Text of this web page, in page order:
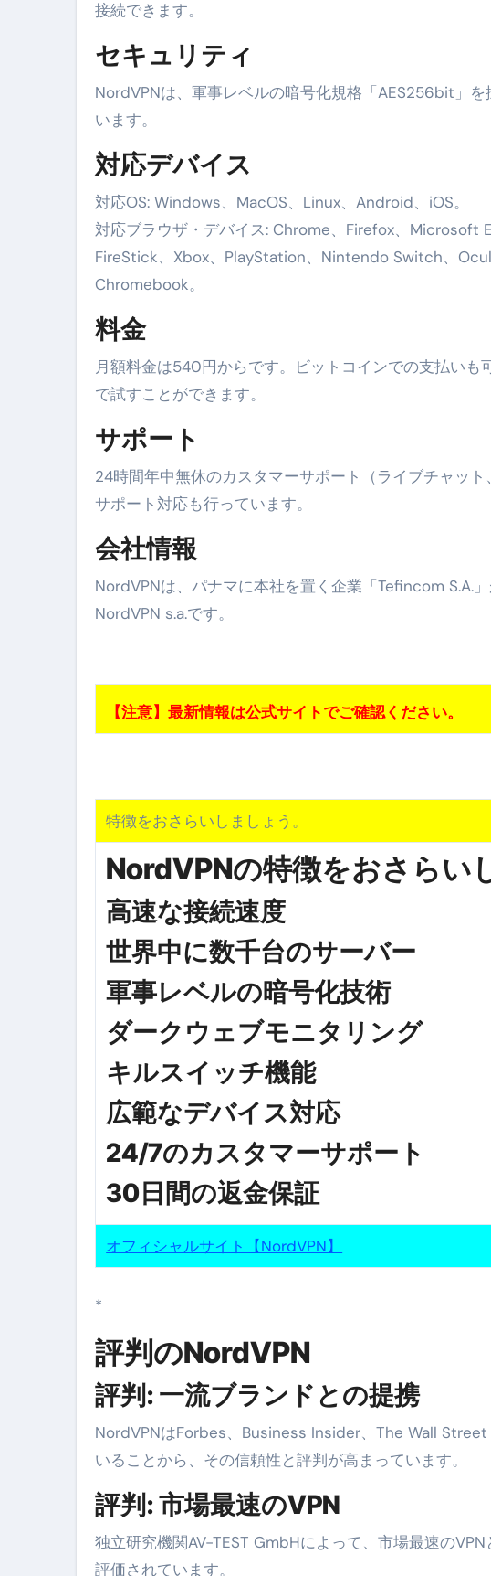
梅干しを毎日食べたらどうなるの？①【
ブルーベリーを毎日食べたらどうなるの
バナナを毎日食べたらどうなるの？①【
ドメイン取得からホームページ完成まで。
かいまき（掻巻き）超完全ガイド｜“着る布
【最新版】掛け布団の選び方“完全攻略”
【アシストステッパー】ハンドル付き・筋
【2026年最新保存版】エアトリ超新春セー
コロナウイルス完全解説ガイド ― 正しく知
「3秒で整う、新しい栄養補給」 飲むミス
クリスマスの魔法で、心と未来を彩る方
磁気ネックレスは「首に着けるだけ」じゃ
【最新】手袋の選び方 完全ガイド｜スマ
電気カミソリ完全ガイド｜深剃り・肌への
補聴器の選び方 完全ガイド｜集音器との違
失敗しない「爪切り」完全ガイド：高級
松前漬とは何か──北海道の海と暮らしが生
接続できます。
セキュリティ
NordVPNは、軍事レベルの暗号化規格「AES256bit」
います。
対応デバイス
対応OS: Windows、MacOS、Linux、Android、iOS。
対応ブラウザ・デバイス: Chrome、Firefox、Microsoft
FireStick、Xbox、PlayStation、Nintendo Switch、
Chromebook。
料金
月額料金は540円からです。ビットコインでの支払い
で試すことができます。
サポート
24時間年中無休のカスタマーサポート（ライブチャッ
サポート対応も行っています。
会社情報
NordVPNは、パナマに本社を置く企業「Tefincom S.A.
NordVPN s.a.です。
【注意】最新情報は公式サイトでご確認ください。
特徴をおさらいしましょう。
NordVPNの特徴をおさらい
高速な接続速度
世界中に数千台のサーバー
軍事レベルの暗号化技術
ダークウェブモニタリング
キルスイッチ機能
広範なデバイス対応
24/7のカスタマーサポート
30日間の返金保証
オフィシャルサイト【NordVPN】
*
評判のNordVPN
評判: 一流ブランドとの提携
NordVPNはForbes、Business Insider、The Wall
いることから、その信頼性と評判が高まっています。
評判: 市場最速のVPN
独立研究機関AV-TEST GmbHによって、市場最速の
評価されています。